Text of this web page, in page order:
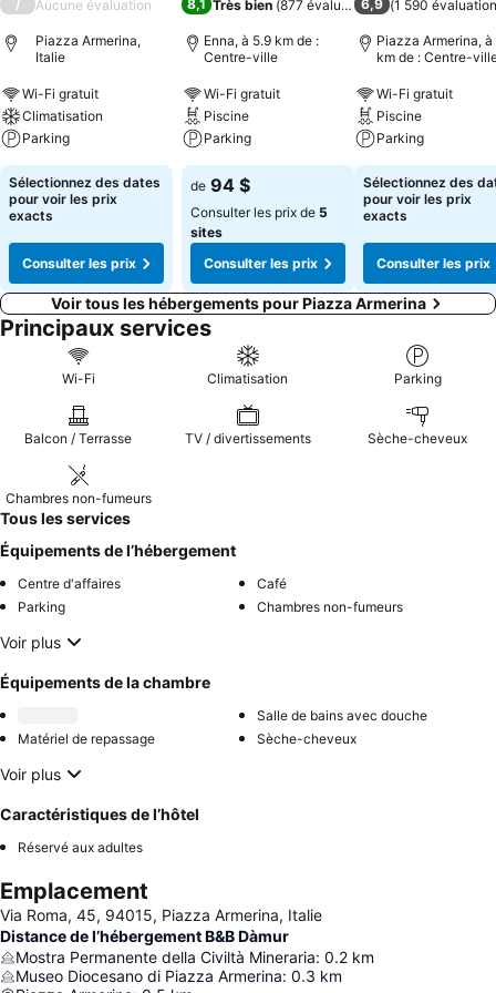
/ Aucune évaluation
Piazza Armerina,
Italie
Wi-Fi gratuit
Climatisation
Parking
Sélectionnez des dates
pour voir les prix
exacts
Consulter les prix
8,1 Très bien (877 évaluations)
Enna, à 5.9 km de :
Centre-ville
Wi-Fi gratuit
Piscine
Parking
de 94 $
Consulter les prix de 5
sites
Consulter les prix
6,9 (1 590
Piazza Armerina, à
km de : Centre-
Wi-Fi gratuit
Piscine
Parking
Sélectionnez des
pour voir les prix
exacts
Consulter les prix
Voir tous les hébergements pour Piazza Armerina
Principaux services
Wi-Fi Climatisation Parking
Balcon / Terrasse TV / divertissements Sèche-cheveux
Chambres non-fumeurs
Tous les services
Équipements de l’hébergement
Centre d'affaires
Café
Parking
Chambres non-fumeurs
Voir plus
Équipements de la chambre
Salle de bains avec douche
Matériel de repassage
Sèche-cheveux
Voir plus
Caractéristiques de l’hôtel
Réservé aux adultes
Emplacement
Via Roma, 45, 94015, Piazza Armerina, Italie
Distance de l’hébergement B&B Dàmur
Mostra Permanente della Civiltà Mineraria: 0.2 km
Museo Diocesano di Piazza Armerina: 0.3 km